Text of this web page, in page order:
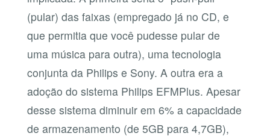
(pular) das faixas (empregado já no CD, e
que permitia que você pudesse pular de
uma música para outra), uma tecnologia
conjunta da Philips e Sony. A outra era a
adoção do sistema Philips EFMPlus. Apesar
desse sistema diminuir em 6% a capacidade
de armazenamento (de 5GB para 4,7GB),